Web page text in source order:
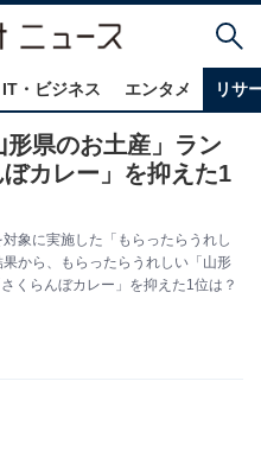
IT・ビジネス エンタメ リサ
県のお土産」ラン
カレー」を抑えた1
象に実施した「もらったらうれし
から、もらったらうれしい「山形
くらんぼカレー」を抑えた1位は？